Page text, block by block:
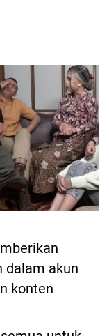
dalam akun
konten